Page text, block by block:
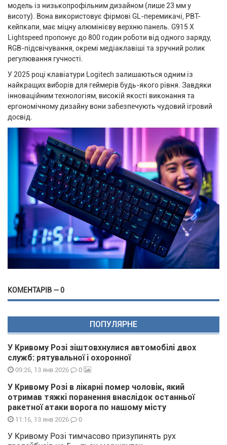
модель із низькопрофільним дизайном (лише 23 мм у
висоту). Вона використовує фірмові GL-перемикачі, PBT-
кейпкапи, має міцну алюмінієву верхню панель. G915 X
Lightspeed пропонує до 800 годин роботи від одного заряду,
RGB-підсвічування, окремі медіаклавіші та зручний ролик
регулювання гучності.
У 2025 році клавіатури Logitech залишаються одним із
найкращих виборів для геймерів будь-якого рівня. Завдяки
інноваційним технологіям, високій якості виконання та
ергономічному дизайну вони забезпечують чудовий ігровий
досвід.
КОМЕНТАРІВ — 0
ПОПУЛЯРНЕ
У Кривому Розі зіштовхнулися автомобілі двох
служб: рятувальної і охоронної
09:26, 13 янв 2026 0
У Кривому Розі в лікарні помер чоловік, який
отримав тяжкі поранення внаслідок останньої
ракетної атаки ворога по нашому місту
11:16, 13 янв 2026 0
У Кривому Розі тимчасово призупинять рух